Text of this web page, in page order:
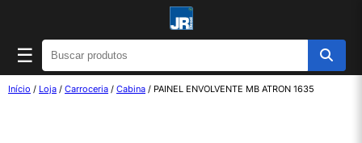
☰
Início / Loja / Carroceria / Cabina / PAINEL ENVOLVENTE MB ATRON 1635